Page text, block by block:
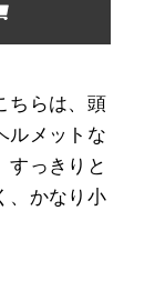
ちらは、頭
ルメットな
すっきりと
、かなり小